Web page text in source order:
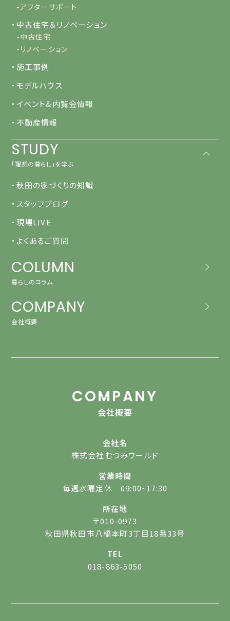
-アフターサポート
・中古住宅＆リノベーション
-中古住宅
-リノベーション
・施工事例
・モデルハウス
・イベント&内覧会情報
・不動産情報
STUDY
「理想の暮らし」を学ぶ
・秋田の家づくりの知識
・スタッフブログ
・現場LIVE
・よくあるご質問
COLUMN
暮らしのコラム
COMPANY
会社概要
COMPANY
会社概要
会社名
株式会社むつみワールド
営業時間
毎週水曜定休 09:00~17:30
所在地
〒010-0973
秋田県秋田市八橋本町3丁目18番33号
TEL
018-863-5050